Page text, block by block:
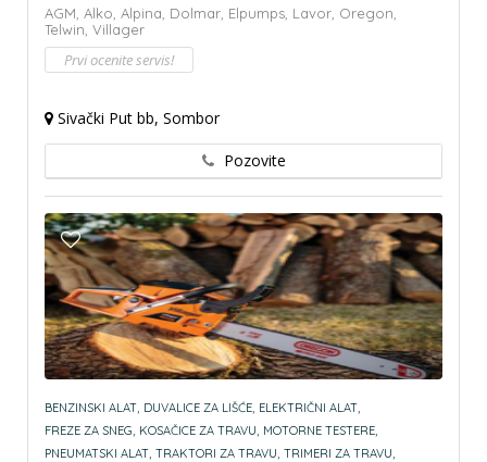
AGM, Alko, Alpina, Dolmar, Elpumps, Lavor, Oregon,
Telwin, Villager
Prvi ocenite servis!
Sivački Put bb, Sombor
Pozovite
BENZINSKI ALAT, DUVALICE ZA LIŠĆE, ELEKTRIČNI ALAT,
FREZE ZA SNEG, KOSAČICE ZA TRAVU, MOTORNE TESTERE,
PNEUMATSKI ALAT, TRAKTORI ZA TRAVU, TRIMERI ZA TRAVU,